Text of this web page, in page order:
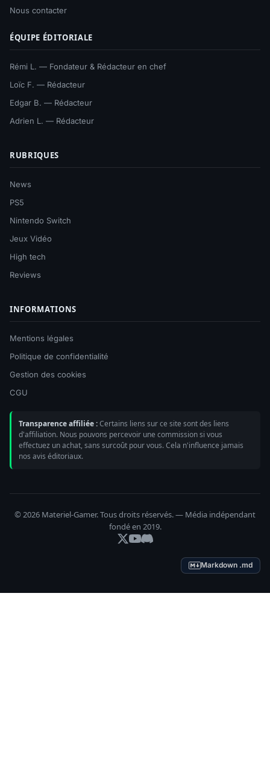
Nous contacter
ÉQUIPE ÉDITORIALE
Rémi L. — Fondateur & Rédacteur en chef
Loïc F. — Rédacteur
Edgar B. — Rédacteur
Adrien L. — Rédacteur
RUBRIQUES
News
PS5
Nintendo Switch
Jeux Vidéo
High tech
Reviews
INFORMATIONS
Mentions légales
Politique de confidentialité
Gestion des cookies
CGU
Transparence affiliée :Certains liens sur ce site sont des liens
d'affiliation. Nous pouvons percevoir une commission si vous
effectuez un achat, sans surcoût pour vous. Cela n'influence jamais
nos avis éditoriaux.
© 2026 Materiel-Gamer. Tous droits réservés. — Média indépendant
fondé en 2019.
Markdown .md